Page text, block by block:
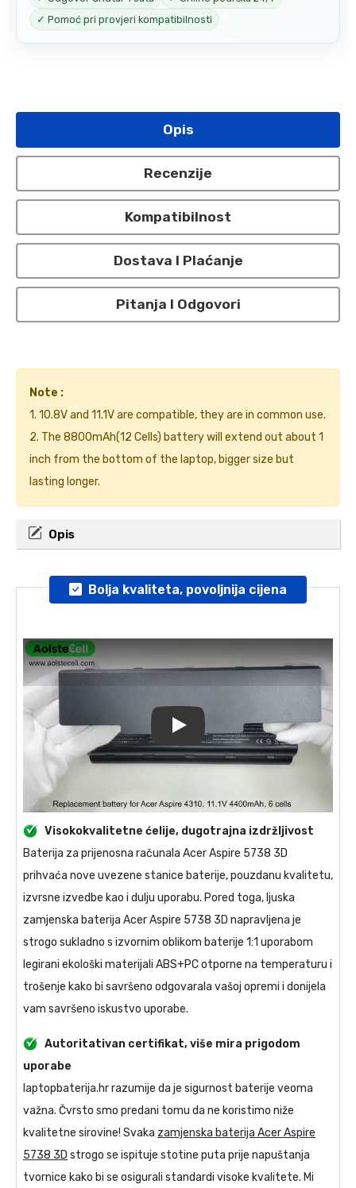
✓ Pomoć pri provjeri kompatibilnosti
Opis
Recenzije
Kompatibilnost
Dostava I Plaćanje
Pitanja I Odgovori
Note :
1. 10.8V and 11.1V are compatible, they are in common use.
2. The 8800mAh(12 Cells) battery will extend out about 1
inch from the bottom of the laptop, bigger size but
lasting longer.
Opis
Bolja kvaliteta, povoljnija cijena
Visokokvalitetne ćelije, dugotrajna izdržljivost
Baterija za prijenosna računala Acer Aspire 5738 3D
prihvaća nove uvezene stanice baterije, pouzdanu kvalitetu,
izvrsne izvedbe kao i dulju uporabu. Pored toga, ljuska
zamjenska baterija Acer Aspire 5738 3D napravljena je
strogo sukladno s izvornim oblikom baterije 1:1 uporabom
legirani ekološki materijali ABS+PC otporne na temperaturu i
trošenje kako bi savršeno odgovarala vašoj opremi i donijela
vam savršeno iskustvo uporabe.
Autoritativan certifikat, više mira prigodom
uporabe
laptopbaterija.hr razumije da je sigurnost baterije veoma
važna. Čvrsto smo predani tomu da ne koristimo niže
kvalitetne sirovine! Svaka zamjenska baterija Acer Aspire
5738 3D strogo se ispituje stotine puta prije napuštanja
tvornice kako bi se osigurali standardi visoke kvalitete. Mi